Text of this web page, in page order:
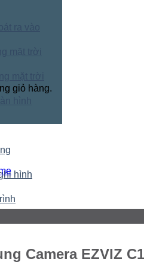
giỏ hàng.
mặt trời
hình
Camera EZVIZ